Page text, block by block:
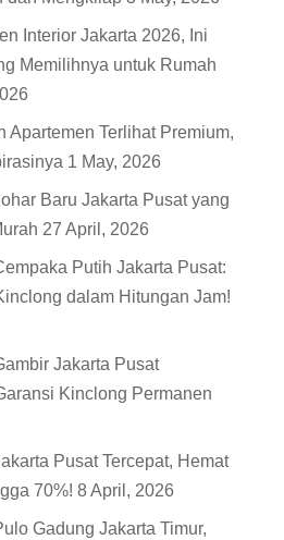
Interior Jakarta 2026, Ini
Memilihnya untuk Rumah
Apartemen Terlihat Premium,
1 May, 2026
Baru Jakarta Pusat yang
27 April, 2026
Putih Jakarta Pusat:
dalam Hitungan Jam!
Jakarta Pusat
Kinclong Permanen
Pusat Tercepat, Hemat
70%! 8 April, 2026
Gadung Jakarta Timur,